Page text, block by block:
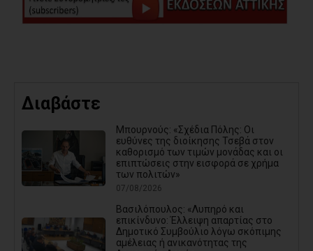
Διαβάστε
Μπουρνούς: «Σχέδια Πόλης: Οι
ευθύνες της διοίκησης Τσεβά στον
καθορισμό των τιμών μονάδας και οι
επιπτώσεις στην εισφορά σε χρήμα
των πολιτών»
07/08/2026
Βασιλόπουλος: «Λυπηρό και
επικίνδυνο: Έλλειψη απαρτίας στο
Δημοτικό Συμβούλιο λόγω σκόπιμης
αμέλειας ή ανικανότητας της